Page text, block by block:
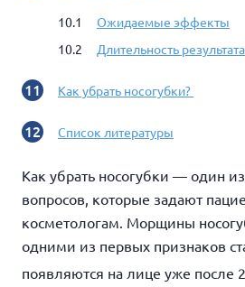
Ожидаемые эффекты
Длительность результата
Как убрать носогубки?
Список литературы
Как убрать носогубки — один
вопросов, которые задают
косметологам. Морщины
одними из первых признаков
появляются на лице уже после